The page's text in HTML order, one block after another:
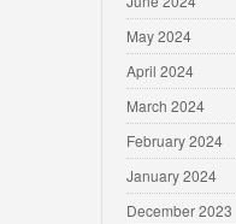
May 2024
April 2024
March 2024
February 2024
January 2024
December 2023